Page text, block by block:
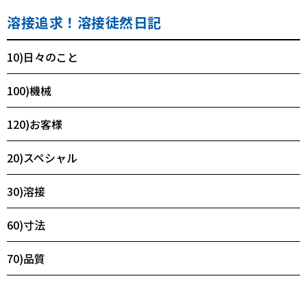
溶接追求！溶接徒然日記
10)日々のこと
100)機械
120)お客様
20)スペシャル
30)溶接
60)寸法
70)品質